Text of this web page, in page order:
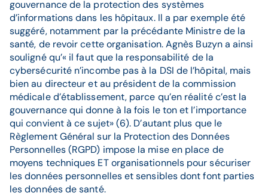
gouvernance de la protection des systèmes
d’informations dans les hôpitaux. Il a par exemple été
suggéré, notamment par la précédante Ministre de la
santé, de revoir cette organisation. Agnès Buzyn a ainsi
souligné qu’« il faut que la responsabilité de la
cybersécurité n’incombe pas à la DSI de l’hôpital, mais
bien au directeur et au président de la commission
médicale d’établissement, parce qu’en réalité c’est la
gouvernance qui donne à la fois le ton et l’importance
qui convient à ce sujet» (6). D’autant plus que le
Règlement Général sur la Protection des Données
Personnelles (RGPD) impose la mise en place de
moyens techniques ET organisationnels pour sécuriser
les données personnelles et sensibles dont font parties
les données de santé.